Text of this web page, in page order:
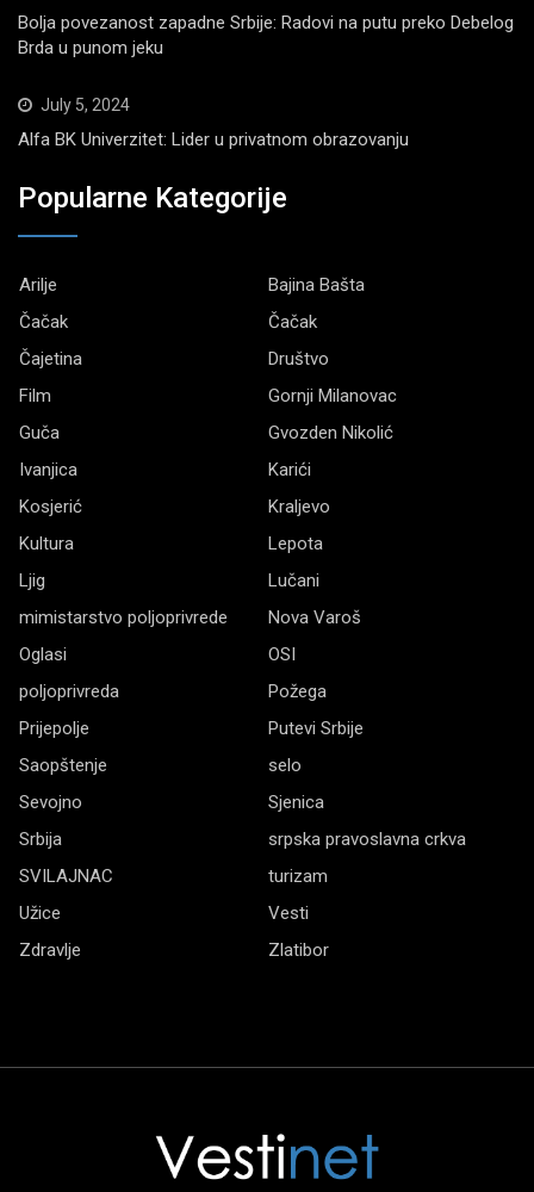
Bolja povezanost zapadne Srbije: Radovi na putu preko Debelog
Brda u punom jeku
July 5, 2024
Alfa BK Univerzitet: Lider u privatnom obrazovanju
Popularne Kategorije
Arilje
Bajina Bašta
Čačak
Čačak
Čajetina
Društvo
Film
Gornji Milanovac
Guča
Gvozden Nikolić
Ivanjica
Karići
Kosjerić
Kraljevo
Kultura
Lepota
Ljig
Lučani
mimistarstvo poljoprivrede
Nova Varoš
Oglasi
OSI
poljoprivreda
Požega
Prijepolje
Putevi Srbije
Saopštenje
selo
Sevojno
Sjenica
Srbija
srpska pravoslavna crkva
SVILAJNAC
turizam
Užice
Vesti
Zdravlje
Zlatibor